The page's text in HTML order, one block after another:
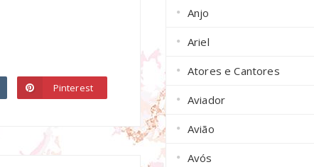
Pinterest
Anjo
Ariel
Atores e Cantores
Aviador
Avião
Avós